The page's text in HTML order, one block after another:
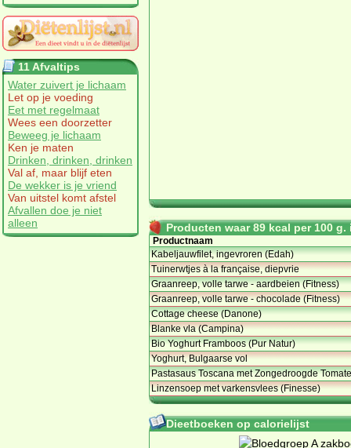
11 Afvaltips
Water zuivert je lichaam
Let op je voeding
Eet met regelmaat
Wees een doorzetter
Beweeg je lichaam
Ken je maten
Drinken, drinken, drinken
Val af, maar blijf eten
De wekker is je vriend
Van uitstel komt afstel
Afvallen doe je niet
alleen
Producten waar 89 kcal per 100
Productnaam
Kabeljauwfilet, ingevroren (Edah)
Tuinerwtjes à la française, diepvrie
Graanreep, volle tarwe - aardbeien (Fitness)
Graanreep, volle tarwe - chocolade (Fitness)
Cottage cheese (Danone)
Blanke vla (Campina)
Bio Yoghurt Framboos (Pur Natur)
Yoghurt, Bulgaarse vol
Pastasaus Toscana met Zongedroogde
Linzensoep met varkensvlees (Finesse)
Dieetboeken op calorielijst